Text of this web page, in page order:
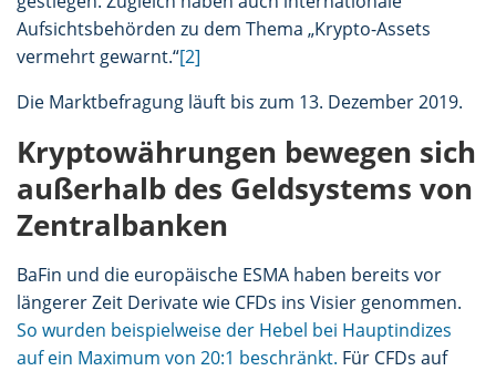
Aufsichtsbehörden zu dem Thema „Krypto-Assets
vermehrt gewarnt.“[2]
Die Marktbefragung läuft bis zum 13. Dezember 2019.
Kryptowährungen bewegen sich
außerhalb des Geldsystems von
Zentralbanken
BaFin und die europäische ESMA haben bereits vor
längerer Zeit Derivate wie CFDs ins Visier genommen.
So wurden beispielweise der Hebel bei Hauptindizes
auf ein Maximum von 20:1 beschränkt. Für CFDs auf